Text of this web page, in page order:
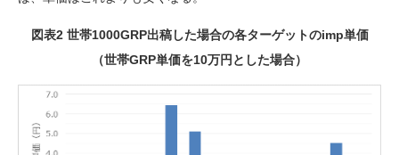
図表2 世帯1000GRP出稿した場合の各ターゲットのimp単価
（世帯GRP単価を10万円とした場合）